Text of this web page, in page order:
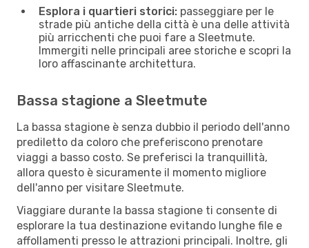
Esplora i quartieri storici: passeggiare per le
strade più antiche della città è una delle attività
più arricchenti che puoi fare a Sleetmute.
Immergiti nelle principali aree storiche e scopri la
loro affascinante architettura.
Bassa stagione a Sleetmute
La bassa stagione è senza dubbio il periodo dell'anno
prediletto da coloro che preferiscono prenotare
viaggi a basso costo. Se preferisci la tranquillità,
allora questo è sicuramente il momento migliore
dell'anno per visitare Sleetmute.
Viaggiare durante la bassa stagione ti consente di
esplorare la tua destinazione evitando lunghe file e
affollamenti presso le attrazioni principali. Inoltre, gli